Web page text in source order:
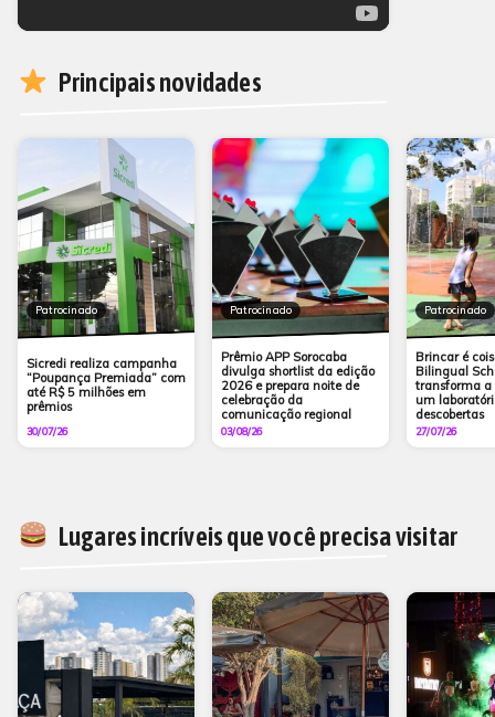
Principais novidades
Patrocinado
Sicredi realiza campanha
“Poupança Premiada” com
até R$ 5 milhões em
prêmios
30/07/26
Patrocinado
Prêmio APP Sorocaba
divulga shortlist da edição
2026 e prepara noite de
celebração da
comunicação regional
03/08/26
Patrocinado
Brincar é
Bilingual
transforma
um
descobertas
27/07/26
Lugares incríveis que você precisa visitar